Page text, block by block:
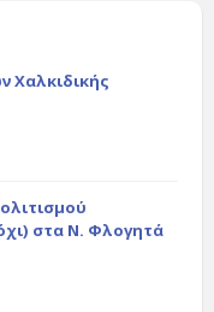
Χαλκιδικής
στα Ν. Φλογητά